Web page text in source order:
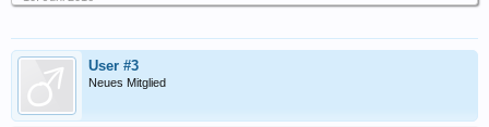
User #3
Neues Mitglied